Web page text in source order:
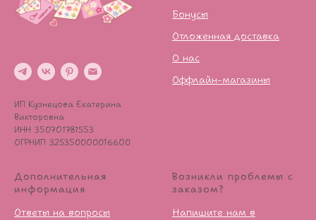
ИП Кузнецова Екатерина
Викторовна
ИНН 350701781553
ОГРНИП 325350000016600
Бонусы
Отложенная доставка
О нас
Оффлайн-магазины
Дополнительная
информация
Ответы на вопросы
Возникли проблемы с
заказом?
Напишите нам в